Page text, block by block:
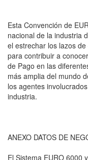
Esta Convención de
nacional de la industria
el estrechar los lazos
para contribuir a
de Pago en las
más amplia del mundo
los agentes
industria.
ANEXO DATOS DE
El Sistema EURO 6000